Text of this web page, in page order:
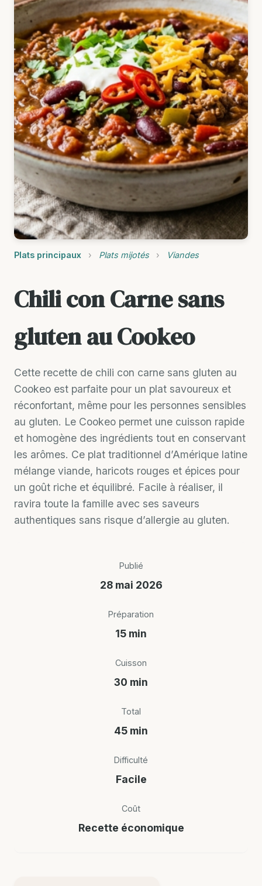
Plats principaux › Plats mijotés › Viandes
Chili con Carne sans
gluten au Cookeo
Cette recette de chili con carne sans gluten au
Cookeo est parfaite pour un plat savoureux et
réconfortant, même pour les personnes sensibles
au gluten. Le Cookeo permet une cuisson rapide
et homogène des ingrédients tout en conservant
les arômes. Ce plat traditionnel d’Amérique latine
mélange viande, haricots rouges et épices pour
un goût riche et équilibré. Facile à réaliser, il
ravira toute la famille avec ses saveurs
authentiques sans risque d’allergie au gluten.
Publié
28 mai 2026
Préparation
15 min
Cuisson
30 min
Total
45 min
Difficulté
Facile
Coût
Recette économique